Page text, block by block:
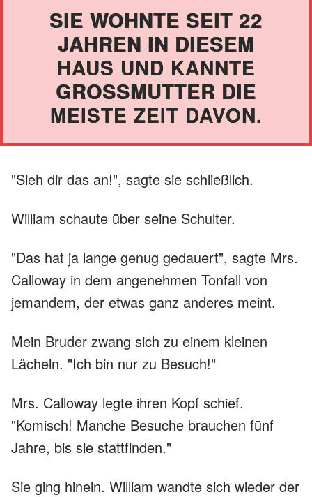
SIE WOHNTE SEIT 22
JAHREN IN DIESEM
HAUS UND KANNTE
GROSSMUTTER DIE M
EISTE ZEIT DAVON.
"Sieh dir das an!", sagte sie schließlich.
William schaute über seine Schulter.
"Das hat ja lange genug gedauert", sagte Mrs.
Calloway in dem angenehmen Tonfall von
jemandem, der etwas ganz anderes meint.
Mein Bruder zwang sich zu einem kleinen
Lächeln. "Ich bin nur zu Besuch!"
Mrs. Calloway legte ihren Kopf schief.
"Komisch! Manche Besuche brauchen fünf
Jahre, bis sie stattfinden."
Sie ging hinein. William wandte sich wieder der